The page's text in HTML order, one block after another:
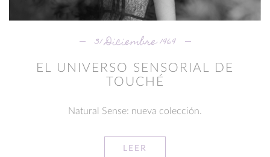
31 Diciembre 1969
EL UNIVERSO SENSORIAL DE
TOUCHÉ
Natural Sense: nueva colección.
LEER